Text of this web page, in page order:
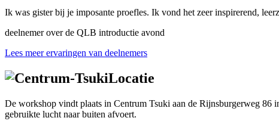
Ik was gister bij je imposante proefles. Ik vond het zeer inspirerend,
deelnemer over de QLB introductie avond
Lees meer ervaringen van deelnemers
Locatie
De workshop vindt plaats in Centrum Tsuki aan de Rijnsburgerweg
gebruikte lucht naar buiten afvoert.